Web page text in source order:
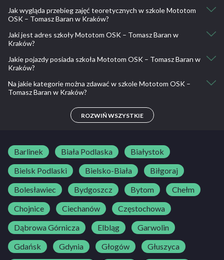
501 700 756
Jak wygląda przebieg zajęć teoretycznych w szkole Mototom
OSK – Tomasz Baran w Kraków?
teoria ul. Topolowa 32 31-506 Kraków od poniedziałku do piątku
17.00.
Jaki jest adres szkoły Mototom OSK – Tomasz Baran w
Kraków?
ul. Topolowa 32 31-506 Kraków
Jakie pojazdy posiada szkoła Mototom OSK – Tomasz Baran w
Kraków?
Hyundai i20
Na jakie kategorie można zdawać w szkole Mototom OSK –
Tomasz Baran w Kraków?
ROZWIŃ WSZYSTKIE
Barlinek Biała Podlaska
Białystok
Bielsk Podlaski
Bielsko-Biała
Biłgoraj
Bolesławiec
Bydgoszcz Bytom
Chełm
Chojnice
Ciechanów
Częstochowa
Dąbrowa Górnicza
Elbląg
Garwolin
Gdańsk
Gdynia Głogów
Głuszyca